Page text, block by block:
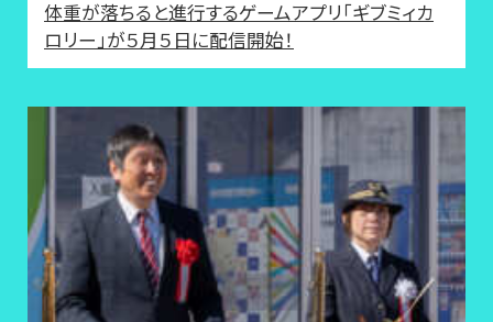
体重が落ちると進行するゲームアプリ「ギブミィカ
ロリー」が５月５日に配信開始！